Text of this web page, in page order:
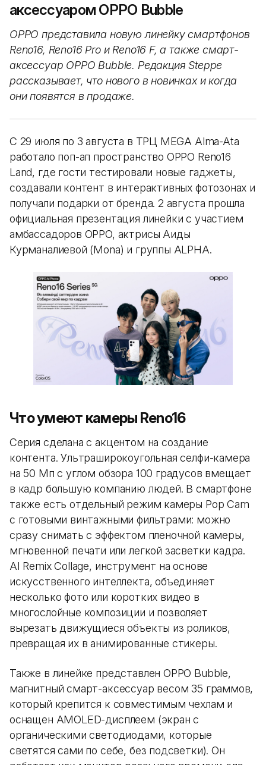
аксессуаром OPPO Bubble
OPPO представила новую линейку смартфонов
Reno16, Reno16 Pro и Reno16 F, а также смарт-
аксессуар OPPO Bubble. Редакция Steppe
рассказывает, что нового в новинках и когда
они появятся в продаже.
С 29 июля по 3 августа в ТРЦ MEGA Alma-Ata
работало поп-ап пространство OPPO Reno16
Land, где гости тестировали новые гаджеты,
создавали контент в интерактивных фотозонах и
получали подарки от бренда. 2 августа прошла
официальная презентация линейки с участием
амбассадоров OPPO, актрисы Аиды
Курманалиевой (Mona) и группы ALPHA.
Что умеют камеры Reno16
Серия сделана с акцентом на создание
контента. Ультраширокоугольная селфи-камера
на 50 Мп с углом обзора 100 градусов вмещает
в кадр большую компанию людей. В смартфоне
также есть отдельный режим камеры Pop Cam
с готовыми винтажными фильтрами: можно
сразу снимать с эффектом пленочной камеры,
мгновенной печати или легкой засветки кадра.
AI Remix Collage, инструмент на основе
искусственного интеллекта, объединяет
несколько фото или коротких видео в
многослойные композиции и позволяет
вырезать движущиеся объекты из роликов,
превращая их в анимированные стикеры.
Также в линейке представлен OPPO Bubble,
магнитный смарт-аксессуар весом 35 граммов,
который крепится к совместимым чехлам и
оснащен AMOLED-дисплеем (экран с
органическими светодиодами, которые
светятся сами по себе, без подсветки). Он